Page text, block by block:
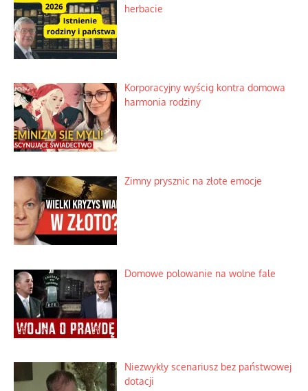
herbacie
Korporacyjny wyścig kontra domowa
harmonia rodziny
Zimny prysznic na złote emocje
Domowe polowanie na wolne fale
Niezwykły scenariusz bez państwowej
dotacji